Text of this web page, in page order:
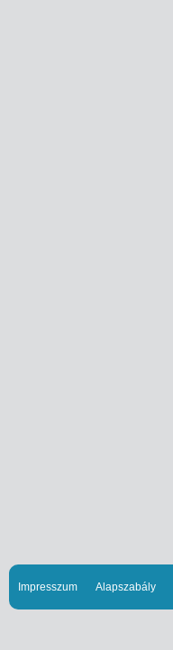
Impresszum Alapszabály